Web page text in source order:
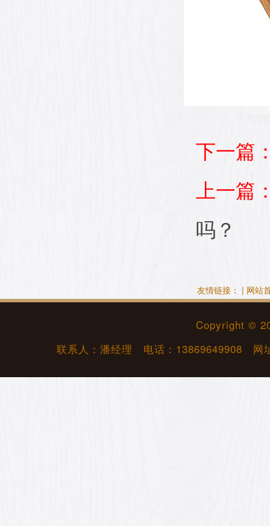
下一篇
上一篇
吗？
友情链接： | 网站
Copyright ©
联系人：潘经理 电话： 13869649908 网